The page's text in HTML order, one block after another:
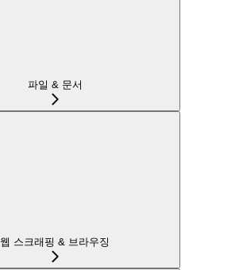
파일 & 문서
웹 스크래핑 & 브라우징